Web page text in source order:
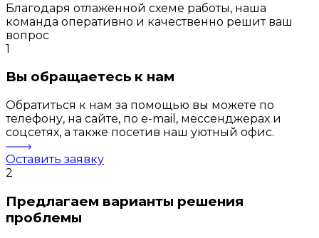
Благодаря отлаженной схеме работы, наша
команда оперативно и качественно решит ваш
вопрос
1
Вы обращаетесь к нам
Обратиться к нам за помощью вы можете по
телефону, на сайте, по e-mail, мессенджерах и
соцсетях, а также посетив наш уютный офис.
Оставить заявку
2
Предлагаем варианты решения
проблемы